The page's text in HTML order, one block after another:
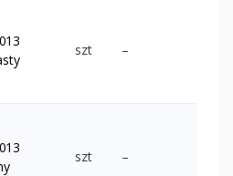
szt –
szt –